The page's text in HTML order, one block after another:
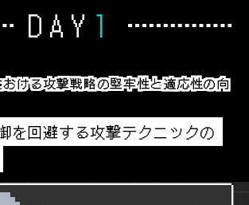
DAY 1
ける攻撃戦略の堅牢性と適応性の向
を回避する攻撃テクニックの